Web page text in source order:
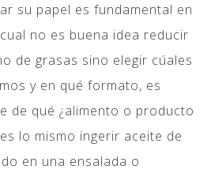
su papel es fundamental en
no es buena idea reducir
de grasas sino elegir cúales
y en qué formato, es
de qué ¿alimento o producto
lo mismo ingerir aceite de
en una ensalada o